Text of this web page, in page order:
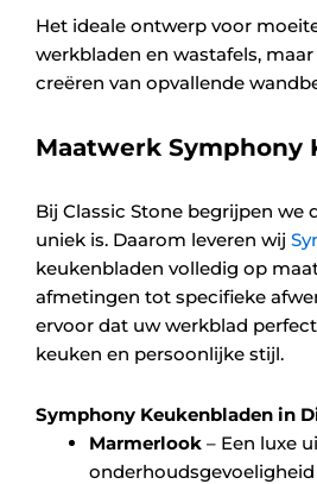
Het ideale ontwerp voor
werkbladen en wastafels,
creëren van opvallende
Maatwerk Symphony
Bij Classic Stone begrijpen we
uniek is. Daarom leveren wij
keukenbladen volledig op
afmetingen tot specifieke
ervoor dat uw werkblad
keuken en persoonlijke stijl.
Symphony Keukenbladen in
Marmerlook – Een luxe